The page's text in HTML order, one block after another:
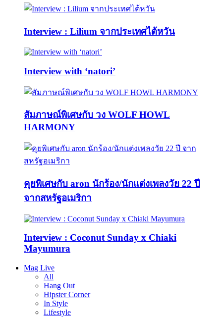
Interview : Lilium จากประเทศไต้หวัน
Interview with ‘natori’
สัมภาษณ์พิเศษกับ วง WOLF HOWL
HARMONY
คุยพิเศษกับ aron นักร้อง/นักแต่งเพลงวัย 22 ปี
จากสหรัฐอเมริกา
Interview : Coconut Sunday x Chiaki
Mayumura
Mag Live
All
Hang Out
Hipster Corner
In Style
Lifestyle